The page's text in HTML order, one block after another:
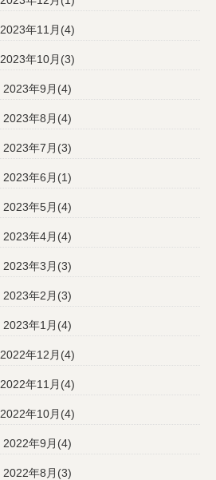
2023年11月(4)
2023年10月(3)
2023年9月(4)
2023年8月(4)
2023年7月(3)
2023年6月(1)
2023年5月(4)
2023年4月(4)
2023年3月(3)
2023年2月(3)
2023年1月(4)
2022年12月(4)
2022年11月(4)
2022年10月(4)
2022年9月(4)
2022年8月(3)